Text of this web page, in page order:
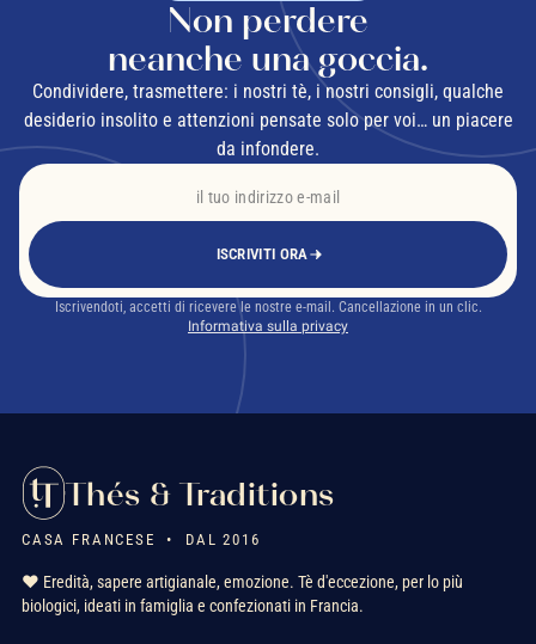
Non perdere
neanche una goccia.
Condividere, trasmettere: i nostri tè, i nostri consigli, qualche
desiderio insolito e attenzioni pensate solo per voi… un piacere
da infondere.
ISCRIVITI ORA
Iscrivendoti, accetti di ricevere le nostre e-mail. Cancellazione in un clic.
Informativa sulla privacy
Thés & Traditions
CASA FRANCESE • DAL 2016
❤️ Eredità, sapere artigianale, emozione. Tè d'eccezione, per lo più
biologici, ideati in famiglia e confezionati in Francia.